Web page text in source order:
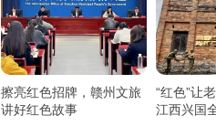
擦亮红色招牌，赣州文旅
讲好红色故事
“红色”让
江西兴国